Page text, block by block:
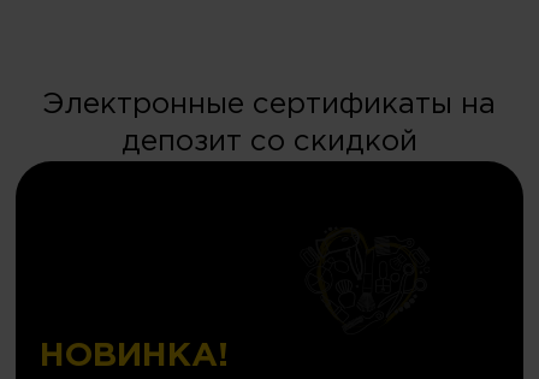
Электронные сертификаты на
депозит со скидкой
НОВИНКА!